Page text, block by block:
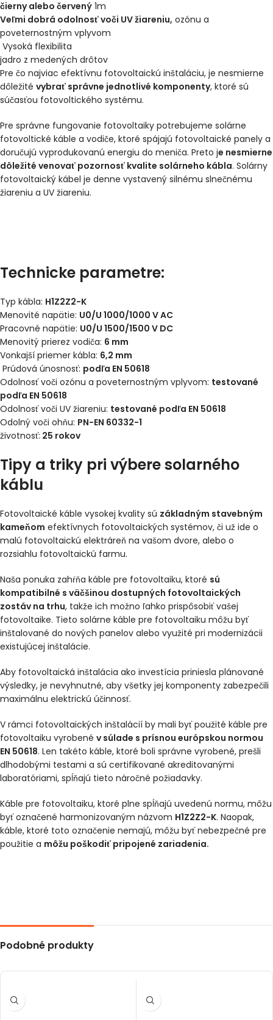
čierny alebo červený 1m
Veľmi dobrá odolnosť voči UV žiareniu, ozónu a
poveternostným vplyvom
Vysoká flexibilita
jadro z medených drôtov
Pre čo najviac efektívnu fotovoltaickú inštaláciu, je nesmierne
dôležité vybrať správne jednotlivé komponenty, ktoré sú
súčasťou fotovoltického systému.
Pre správne fungovanie fotovoltaiky potrebujeme solárne
fotovoltické káble a vodiče, ktoré spájajú fotovoltaické panely a
doručujú vyprodukovanú energiu do meniča. Preto je nesmierne
dôležité venovať pozornosť kvalite solárneho kábla. Solárny
fotovoltaický kábel je denne vystavený silnému slnečnému
žiareniu a UV žiareniu.
Technicke parametre:
Typ kábla: H1Z2Z2-K
Menovité napätie: U0/U 1000/1000 V AC
Pracovné napätie: U0/U 1500/1500 V DC
Menovitý prierez vodiča: 6 mm
Vonkajší priemer kábla: 6,2 mm
Prúdová únosnosť: podľa EN 50618
Odolnosť voči ozónu a poveternostným vplyvom: testované
podľa EN 50618
Odolnosť voči UV žiareniu: testované podľa EN 50618
Odolný voči ohňu: PN-EN 60332-1
životnosť: 25 rokov
Tipy a triky pri výbere solarného
káblu
Fotovoltaické káble vysokej kvality sú základným stavebným
kameňom efektívnych fotovoltaických systémov, či už ide o
malú fotovoltaickú elektráreň na vašom dvore, alebo o
rozsiahlu fotovoltaickú farmu.
Naša ponuka zahŕňa káble pre fotovoltaiku, ktoré sú
kompatibilné s väčšinou dostupných fotovoltaických
zostáv na trhu, takže ich možno ľahko prispôsobiť vašej
fotovoltaike. Tieto solárne káble pre fotovoltaiku môžu byť
inštalované do nových panelov alebo využité pri modernizácii
existujúcej inštalácie.
Aby fotovoltaická inštalácia ako investícia priniesla plánované
výsledky, je nevyhnutné, aby všetky jej komponenty zabezpečili
maximálnu elektrickú účinnosť.
V rámci fotovoltaických inštalácií by mali byť použité káble pre
fotovoltaiku vyrobené v súlade s prísnou európskou normou
EN 50618. Len takéto káble, ktoré boli správne vyrobené, prešli
dlhodobými testami a sú certifikované akreditovanými
laboratóriami, spĺňajú tieto náročné požiadavky.
Káble pre fotovoltaiku, ktoré plne spĺňajú uvedenú normu, môžu
byť označené harmonizovaným názvom H1Z2Z2-K. Naopak,
káble, ktoré toto označenie nemajú, môžu byť nebezpečné pre
použitie a môžu poškodiť pripojené zariadenia.
Podobné produkty